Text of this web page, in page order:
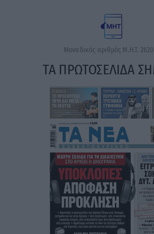
Μοναδικός αριθμός Μ.Η.Τ.
ΤΑ ΠΡΩΤΟΣΕΛΙΔΑ